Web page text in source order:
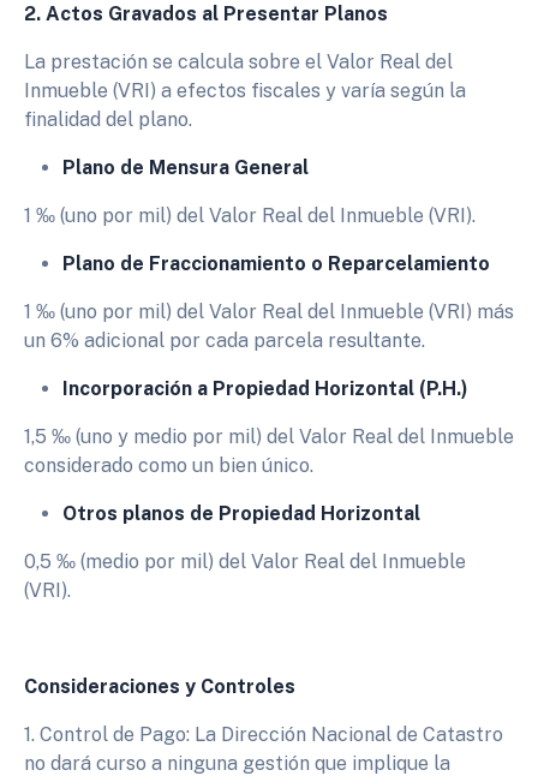
2. Actos Gravados al Presentar Planos
La prestación se calcula sobre el Valor Real del
Inmueble (VRI) a efectos fiscales y varía según la
finalidad del plano.
Plano de Mensura General
1 ‰ (uno por mil) del Valor Real del Inmueble (VRI).
Plano de Fraccionamiento o Reparcelamiento
1 ‰ (uno por mil) del Valor Real del Inmueble (VRI) más
un 6% adicional por cada parcela resultante.
Incorporación a Propiedad Horizontal (P.H.)
1,5 ‰ (uno y medio por mil) del Valor Real del Inmueble
considerado como un bien único.
Otros planos de Propiedad Horizontal
0,5 ‰ (medio por mil) del Valor Real del Inmueble
(VRI).
Consideraciones y Controles
1. Control de Pago: La Dirección Nacional de Catastro
no dará curso a ninguna gestión que implique la